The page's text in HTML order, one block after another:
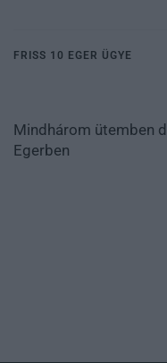
FRISS 10 EGER ÜGYE
Mindhárom ütemben
Egerben